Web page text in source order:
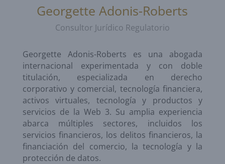
Georgette Adonis-Roberts
Consultor Jurídico Regulatorio
Georgette Adonis-Roberts es una abogada
internacional experimentada y con doble
titulación, especializada en derecho
corporativo y comercial, tecnología financiera,
activos virtuales, tecnología y productos y
servicios de la Web 3. Su amplia experiencia
abarca múltiples sectores, incluidos los
servicios financieros, los delitos financieros, la
financiación del comercio, la tecnología y la
protección de datos.